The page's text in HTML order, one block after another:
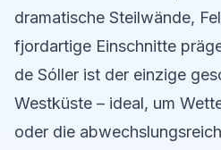
dramatische Steilwände,
fjordartige Einschnitte
de Sóller ist der einzige
Westküste – ideal, um
oder die